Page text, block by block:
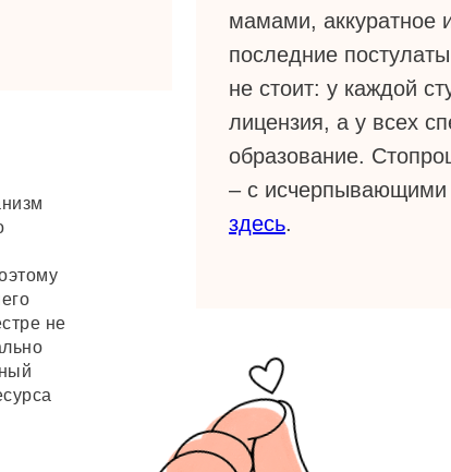
не
мамами, аккуратное
последние
не стоит: у каждой
лицензия, а у всех
образование.
– с исчерпывающими
здесь.